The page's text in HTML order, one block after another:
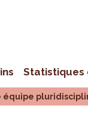
Statistiques